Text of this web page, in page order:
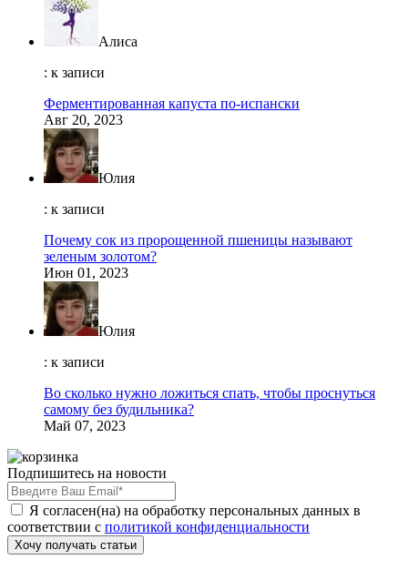
Алиса
: к записи
Ферментированная капуста по-испански
Авг 20, 2023
Юлия
: к записи
Почему сок из пророщенной пшеницы называют
зеленым золотом?
Июн 01, 2023
Юлия
: к записи
Во сколько нужно ложиться спать, чтобы проснуться
самому без будильника?
Май 07, 2023
Подпишитесь на новости
Я согласен(на) на обработку персональных данных в
соответствии с политикой конфиденциальности
Хочу получать статьи